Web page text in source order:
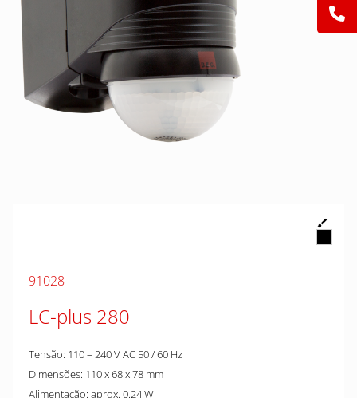
91028
LC-plus 280
Tensão: 110 – 240 V AC 50 / 60 Hz
Dimensões: 110 x 68 x 78 mm
Alimentação: aprox. 0.24 W